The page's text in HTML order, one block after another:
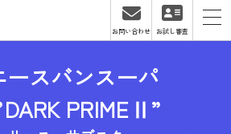
お問い合わせ お試し審査
ースバンスーパ
PRIMEⅡ”